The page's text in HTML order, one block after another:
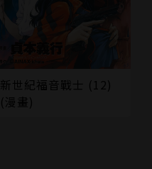
新世紀福音戰士 (12)
(漫畫)